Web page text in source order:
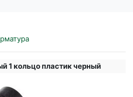
1 кольцо пластик черный